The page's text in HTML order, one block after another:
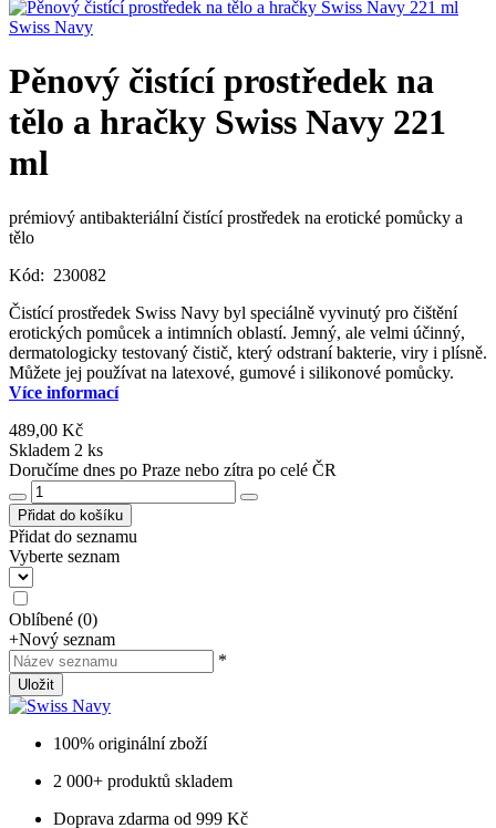
Swiss Navy
Pěnový čistící prostředek na
tělo a hračky Swiss Navy 221
ml
prémiový antibakteriální čistící prostředek na erotické pomůcky a
tělo
Kód: 230082
Čistící prostředek Swiss Navy byl speciálně vyvinutý pro čištění
erotických pomůcek a intimních oblastí. Jemný, ale velmi účinný,
dermatologicky testovaný čistič, který odstraní bakterie, viry i plísně.
Můžete jej používat na latexové, gumové i silikonové pomůcky.
Více informací
489,00 Kč
Skladem 2 ks
Doručíme dnes po Praze nebo zítra po celé ČR
Přidat do košíku
Přidat do seznamu
Vyberte seznam
Oblíbené (0)
+Nový seznam
*
Uložit
100% originální zboží
2 000+ produktů skladem
Doprava zdarma od 999 Kč